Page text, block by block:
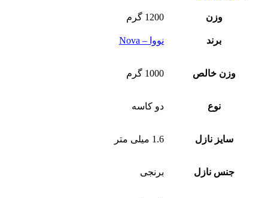
وزن 1200 گرم
برند نووا – Nova
وزن خالص 1000 گرم
نوع دو کاسه
سایز نازل 1.6 میلی متر
جنس نازل برنجی